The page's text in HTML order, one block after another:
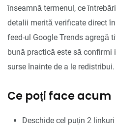
înseamnă termenul, ce
detalii merită verificate direct
feed-ul Google Trends agregă
bună practică este să
surse înainte de a le redistribui.
Ce poți face acum
Deschide cel puțin 2